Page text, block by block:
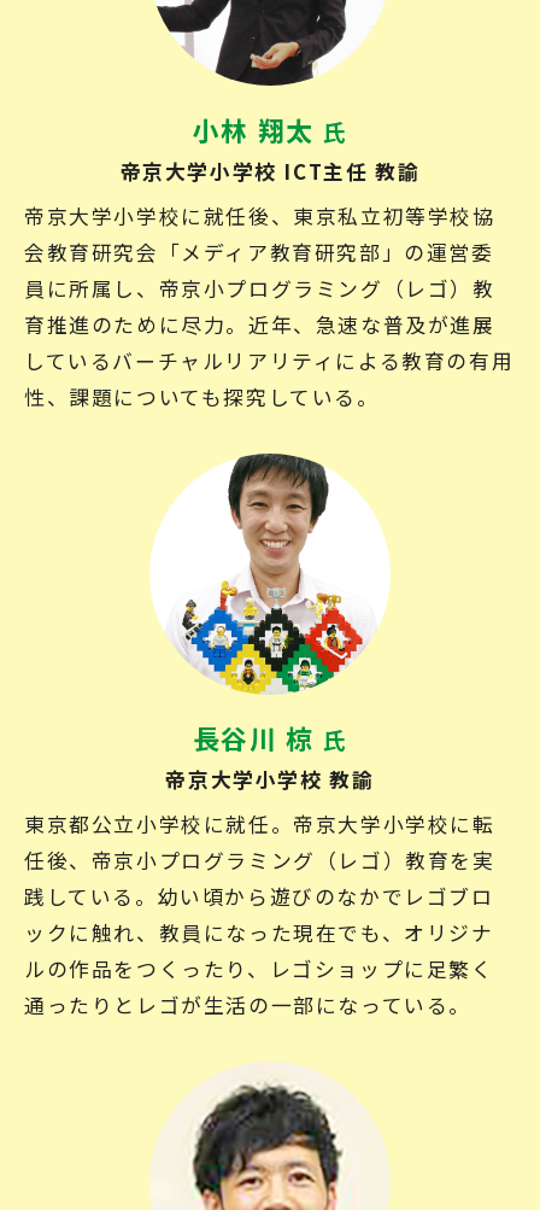
小林 翔太 氏
帝京大学小学校 ICT主任 教諭
帝京大学小学校に就任後、東京私立初等学校協
会教育研究会「メディア教育研究部」の運営委
員に所属し、帝京小プログラミング（レゴ）教
育推進のために尽力。近年、急速な普及が進展
しているバーチャルリアリティによる教育の有用
性、課題についても探究している。
長谷川 椋 氏
帝京大学小学校 教諭
東京都公立小学校に就任。帝京大学小学校に転
任後、帝京小プログラミング（レゴ）教育を実
践している。幼い頃から遊びのなかでレゴブロ
ックに触れ、教員になった現在でも、オリジナ
ルの作品をつくったり、レゴショップに足繁く
通ったりとレゴが生活の一部になっている。